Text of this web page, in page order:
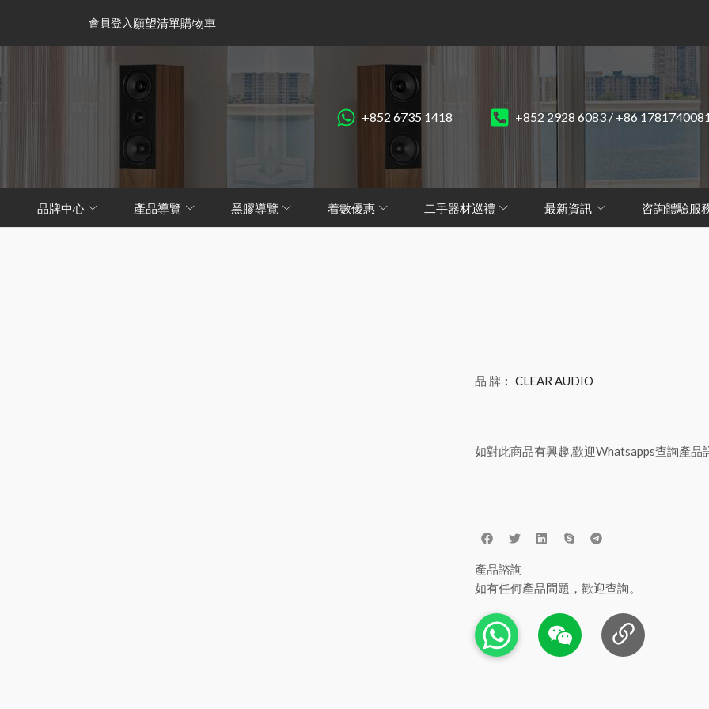
會員登入 願望清單購物車
+852 6735 1418 +852 2928 6083 / +86
品牌中心 產品導覽 黑膠導覽 着數優惠 二手器材巡禮 最新資訊 咨詢體驗服
品 牌︰ CLEAR AUDIO
如對此商品有興趣,歡迎Whatsapps查詢產品
產品諮詢
如有任何產品問題，歡迎查詢。